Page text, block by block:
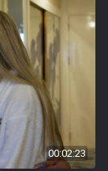
00:02:23